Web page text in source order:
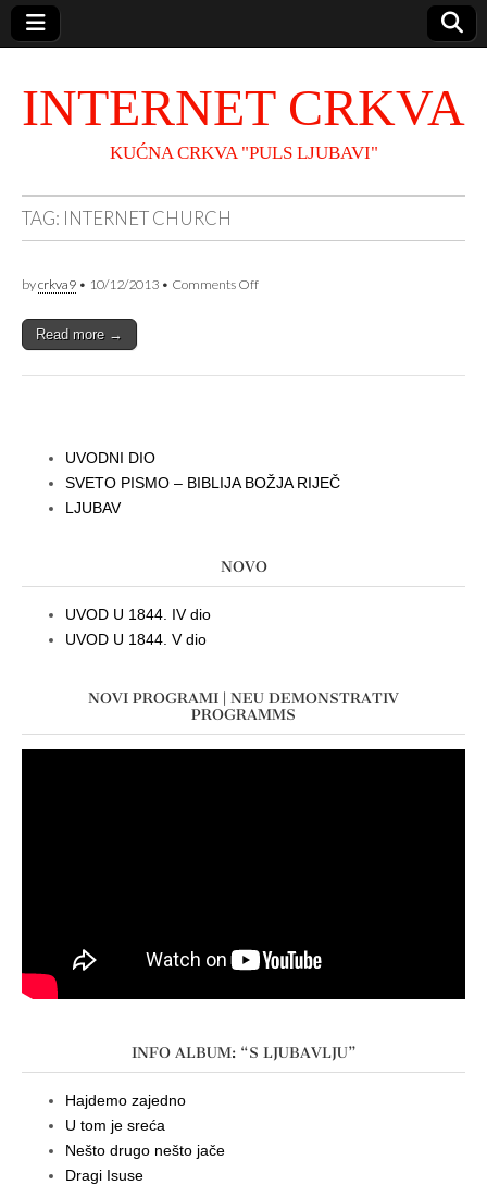
INTERNET CRKVA
KUĆNA CRKVA "PULS LJUBAVI"
TAG: INTERNET CHURCH
bycrkva9 • 10/12/2013 • Comments Offon
Read more →
UVODNI DIO
SVETO PISMO – BIBLIJA BOŽJA RIJEČ
LJUBAV
NOVO
UVOD U 1844. IV dio
UVOD U 1844. V dio
NOVI PROGRAMI | NEU DEMONSTRATIV
PROGRAMMS
INFO ALBUM: “S LJUBAVLJU”
Hajdemo zajedno
U tom je sreća
Nešto drugo nešto jače
Dragi Isuse